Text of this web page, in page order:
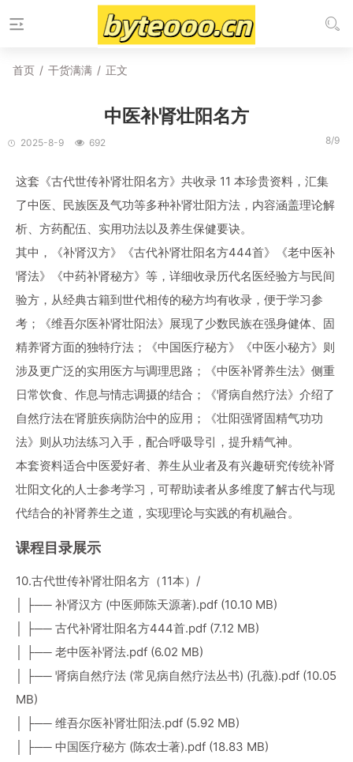
首页 / 干货满满 / 正文
中医补肾壮阳名方
2025-8-9 692 8/9
这套《古代世传补肾壮阳名方》共收录 11 本珍贵资料，汇集
了中医、民族医及气功等多种补肾壮阳方法，内容涵盖理论解
析、方药配伍、实用功法以及养生保健要诀。
其中，《补肾汉方》《古代补肾壮阳名方444首》《老中医补
肾法》《中药补肾秘方》等，详细收录历代名医经验方与民间
验方，从经典古籍到世代相传的秘方均有收录，便于学习参
考；《维吾尔医补肾壮阳法》展现了少数民族在强身健体、固
精养肾方面的独特疗法；《中国医疗秘方》《中医小秘方》则
涉及更广泛的实用医方与调理思路；《中医补肾养生法》侧重
日常饮食、作息与情志调摄的结合；《肾病自然疗法》介绍了
自然疗法在肾脏疾病防治中的应用；《壮阳强肾固精气功功
法》则从功法练习入手，配合呼吸导引，提升精气神。
本套资料适合中医爱好者、养生从业者及有兴趣研究传统补肾
壮阳文化的人士参考学习，可帮助读者从多维度了解古代与现
代结合的补肾养生之道，实现理论与实践的有机融合。
课程目录展示
10.古代世传补肾壮阳名方（11本）/
│ ├── 补肾汉方 (中医师陈天源著).pdf (10.10 MB)
│ ├── 古代补肾壮阳名方444首.pdf (7.12 MB)
│ ├── 老中医补肾法.pdf (6.02 MB)
│ ├── 肾病自然疗法 (常见病自然疗法丛书) (孔薇).pdf (10.05
MB)
│ ├── 维吾尔医补肾壮阳法.pdf (5.92 MB)
│ ├── 中国医疗秘方 (陈农士著).pdf (18.83 MB)